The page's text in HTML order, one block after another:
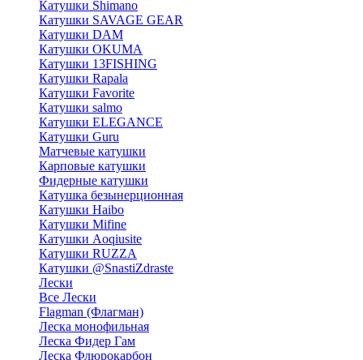
Катушки Shimano
Катушки SAVAGE GEAR
Катушки DAM
Катушки OKUMA
Катушки 13FISHING
Катушки Rapala
Катушки Favorite
Катушки salmo
Катушки ELEGANCE
Катушки Guru
Матчевые катушки
Карповые катушки
Фидерные катушки
Катушка безынерционная
Катушки Haibo
Катушки Mifine
Катушки Aoqiusite
Катушки RUZZA
Катушки @SnastiZdraste
Лески
Все Лески
Flagman (Флагман)
Леска монофильная
Леска Фидер Гам
Леска Флюрокарбон